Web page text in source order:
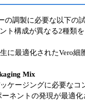
の調製に必要な以下の
ト構成が異なる2種類
に最適化されたVero細
Mix
ケージングに必要なコ
ネントの発現が最適化